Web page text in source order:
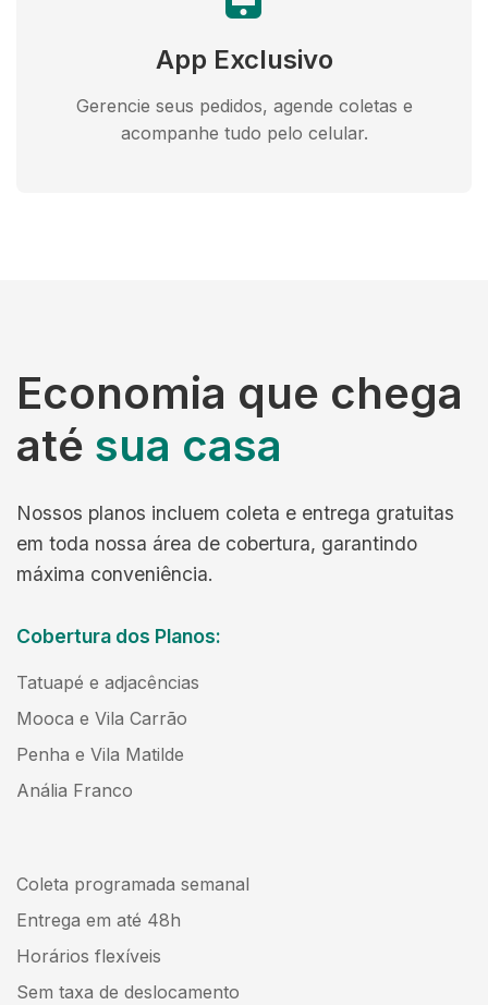
App Exclusivo
Gerencie seus pedidos, agende coletas e
acompanhe tudo pelo celular.
Economia que chega
até sua casa
Nossos planos incluem coleta e entrega gratuitas
em toda nossa área de cobertura, garantindo
máxima conveniência.
Cobertura dos Planos:
Tatuapé e adjacências
Mooca e Vila Carrão
Penha e Vila Matilde
Anália Franco
Coleta programada semanal
Entrega em até 48h
Horários flexíveis
Sem taxa de deslocamento